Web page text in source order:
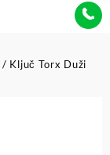
/ Ključ Torx Duži